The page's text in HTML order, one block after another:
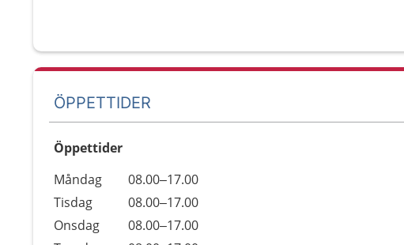
ÖPPETTIDER
Öppettider
Dag
Öppettider
Kommentarer
Måndag
08.00–17.00
Tisdag
08.00–17.00
Onsdag
08.00–17.00